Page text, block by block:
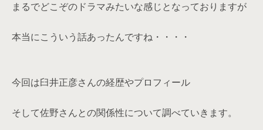
まるでどこぞのドラマみたいな感じとなっておりますが
本当にこういう話あったんですね・・・・
今回は臼井正彦さんの経歴やプロフィール
そして佐野さんとの関係性について調べていきます。